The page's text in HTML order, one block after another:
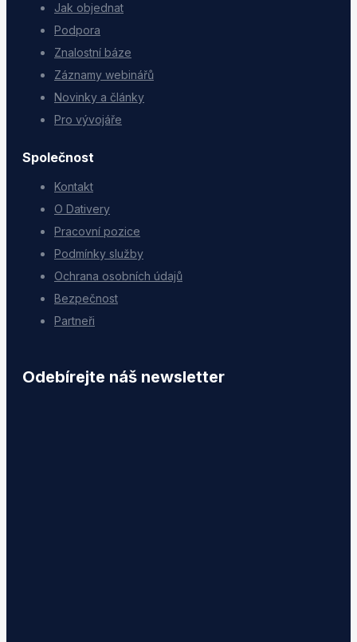
Jak objednat
Podpora
Znalostní báze
Záznamy webinářů
Novinky a články
Pro vývojáře
Společnost
Kontakt
O Dativery
Pracovní pozice
Podmínky služby
Ochrana osobních údajů
Bezpečnost
Partneři
Odebírejte náš newsletter